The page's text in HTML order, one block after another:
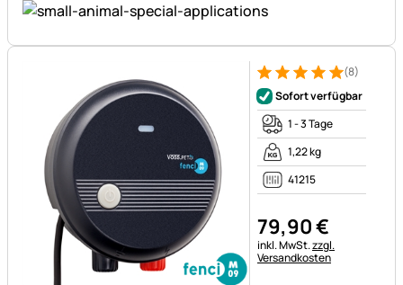
Bewertung: 5 von 5 (8
8 Bewertungen
(8)
Sofort verfügbar
1 - 3 Tage
1,22 kg
41215
79,90€
Steuerhinweis:
inkl. MwSt.zzgl.
Versandkosten